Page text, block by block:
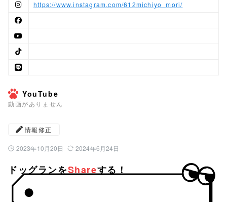
https://www.instagram.com/612michiyo_mori/
YouTube
動画がありません
情報修正
公開日：
2023年10月20日 最終更新日：
2024年6月24日
ドッグランをShareする！